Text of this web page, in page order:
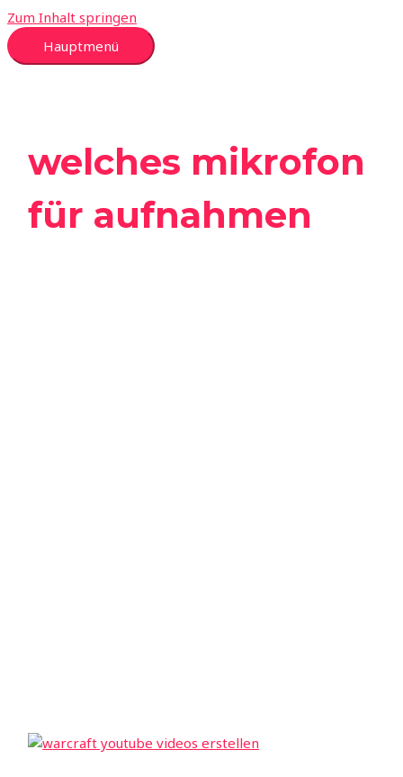
Zum Inhalt springen
Hauptmenü
welches mikrofon
für aufnahmen